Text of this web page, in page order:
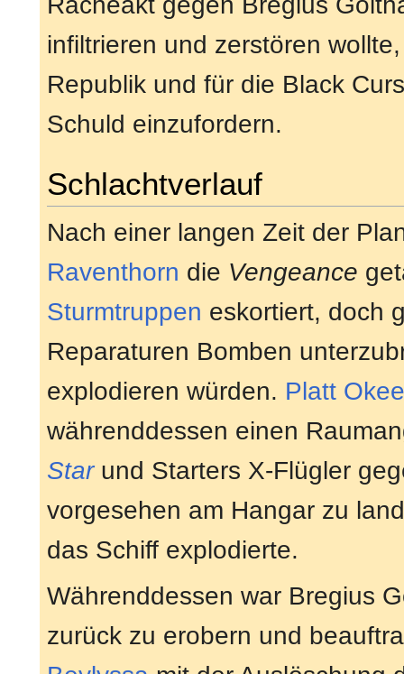
infiltrieren und zerstören
Republik und für die Black
Schuld einzufordern.
Schlachtverlauf
Nach einer langen Zeit der
Raventhorn die Vengeance
Sturmtruppen eskortiert, doch
Reparaturen Bomben
explodieren würden. Platt
währenddessen einen
Starund Starters X-Flügler
vorgesehen am Hangar zu
das Schiff explodierte.
Währenddessen war Bregius
zurück zu erobern und